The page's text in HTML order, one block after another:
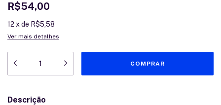
R$54,00
12 x de R$5,58
Ver mais detalhes
Descrição